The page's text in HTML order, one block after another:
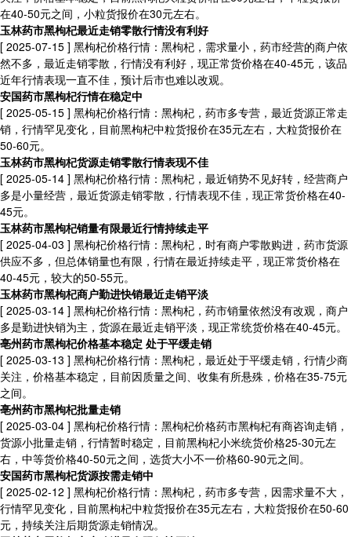
在40-50元之间，小粒货报价在30元左右。
玉林药市黑枸杞最近走销零散行情没有利好
[ 2025-07-15 ] 黑枸杞价格行情：黑枸杞，需求量小，药市经营的商户依
然不多，最近走销零散，行情没有利好，现正常货价格在40-45元，该品
近年行情表现一直不佳，预计后市也难以改观。
安国药市黑枸杞行情在稳定中
[ 2025-05-15 ] 黑枸杞价格行情：黑枸杞，药市多专营，最近货源正常走
销，行情罕见变化，目前黑枸杞中粒货报价在35元左右，大粒货报价在
50-60元。
玉林药市黑枸杞货源走销零散行情表现不佳
[ 2025-05-14 ] 黑枸杞价格行情：黑枸杞，最近销势不见好转，经营商户
多是小量经营，最近货源走销零散，行情表现不佳，现正常货价格在40-
45元。
玉林药市黑枸杞销量有限最近行情持续走平
[ 2025-04-03 ] 黑枸杞价格行情：黑枸杞，时有商户零散购进，药市货源
供应不多，但总体销量也有限，行情在最近持续走平，现正常货价格在
40-45元，较大的50-55元。
玉林药市黑枸杞商户勤进快销最近走销平淡
[ 2025-03-14 ] 黑枸杞价格行情：黑枸杞，药市销量依然没有改观，商户
多是勤进快销为主，货源在最近走销平淡，现正常统货价格在40-45元。
亳州药市黑枸杞价格基本稳定 处于平缓走销
[ 2025-03-13 ] 黑枸杞价格行情：黑枸杞，最近处于平缓走销，行情少商
关注，价格基本稳定，目前因质量之间、收集有所悬殊，价格在35-75元
之间。
亳州药市黑枸杞批量走销
[ 2025-03-04 ] 黑枸杞价格行情：黑枸杞价格药市黑枸杞有商咨询走销，
货源小批量走销，行情暂时稳定，目前黑枸杞小米统货价格25-30元左
右，中等货价格40-50元之间，选货大小不一价格60-90元之间。
安国药市黑枸杞货源按需走销中
[ 2025-02-12 ] 黑枸杞价格行情：黑枸杞，药市多专营，因需求量不大，
行情罕见变化，目前黑枸杞中粒货报价在35元左右，大粒货报价在50-60
元，持续关注后期货源走销情况。